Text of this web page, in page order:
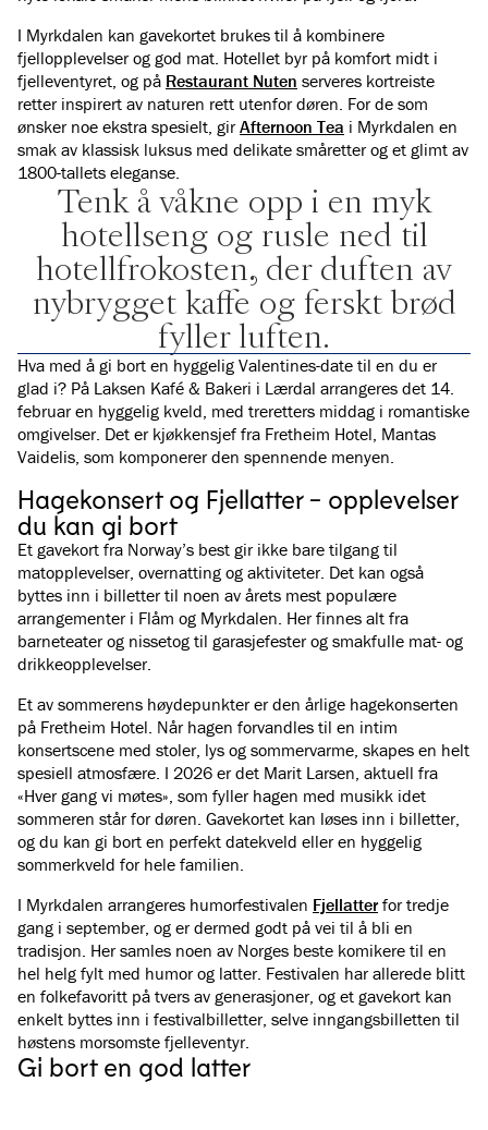
I Myrkdalen kan gavekortet brukes til å kombinere
fjellopplevelser og god mat. Hotellet byr på komfort midt i
fjelleventyret, og på Restaurant Nuten serveres kortreiste
retter inspirert av naturen rett utenfor døren. For de som
ønsker noe ekstra spesielt, girAfternoon Tea i Myrkdalen en
smak av klassisk luksus med delikate småretter og et glimt av
1800-tallets eleganse.
Tenk å våkne opp i en myk
hotellseng og rusle ned til
hotellfrokosten, der duften av
nybrygget kaffe og ferskt brød
fyller luften.
Hva med å gi bort en hyggelig Valentines-date til en du er
glad i? På Laksen Kafé & Bakeri i Lærdal arrangeres det 14.
februar en hyggelig kveld, med treretters middag i romantiske
omgivelser. Det er kjøkkensjef fra Fretheim Hotel, Mantas
Vaidelis, som komponerer den spennende menyen.
Hagekonsert og Fjellatter - opplevelser
du kan gi bort
Et gavekort fra Norway’s best gir ikke bare tilgang til
matopplevelser, overnatting og aktiviteter. Det kan også
byttes inn i billetter til noen av årets mest populære
arrangementer i Flåm og Myrkdalen. Her finnes alt fra
barneteater og nissetog til garasjefester og smakfulle mat- og
drikkeopplevelser.
Et av sommerens høydepunkter er den årlige hagekonserten
på Fretheim Hotel. Når hagen forvandles til en intim
konsertscene med stoler, lys og sommervarme, skapes en helt
spesiell atmosfære. I 2026 er det Marit Larsen, aktuell fra
«Hver gang vi møtes», som fyller hagen med musikk idet
sommeren står for døren. Gavekortet kan løses inn i billetter,
og du kan gi bort en perfekt datekveld eller en hyggelig
sommerkveld for hele familien.
I Myrkdalen arrangeres humorfestivalen Fjellatterfor tredje
gang i september, og er dermed godt på vei til å bli en
tradisjon. Her samles noen av Norges beste komikere til en
hel helg fylt med humor og latter. Festivalen har allerede blitt
en folkefavoritt på tvers av generasjoner, og et gavekort kan
enkelt byttes inn i festivalbilletter, selve inngangsbilletten til
høstens morsomste fjelleventyr.
Gi bort en god latter